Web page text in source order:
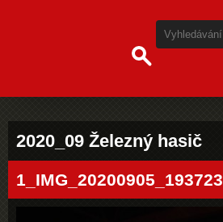
2020_09 Železný hasič
1_IMG_20200905_193723